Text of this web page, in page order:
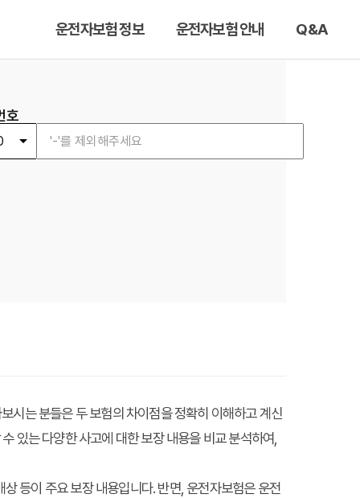
운전자보험 정보 운전자보험 안내 Q&A
호
시는 분들은 두 보험의 차이점을 정확히 이해하고 계신
있는 다양한 사고에 대한 보장 내용을 비교 분석하여,
등이 주요 보장 내용입니다. 반면, 운전자보험은 운전